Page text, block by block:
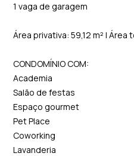
1 vaga de garagem
Área privativa: 59,12 m² | Área
CONDOMÍNIO COM:
Academia
Salão de festas
Espaço gourmet
Pet Place
Coworking
Lavanderia